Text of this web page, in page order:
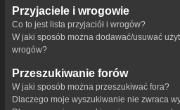
Przyjaciele i wrogowie
Co to jest lista przyjaciół i wrogów?
W jaki sposób można dodawać/usuwać
wrogów?
Przeszukiwanie forów
W jaki sposób można przeszukiwać fora?
Dlaczego moje wyszukiwanie nie zwraca